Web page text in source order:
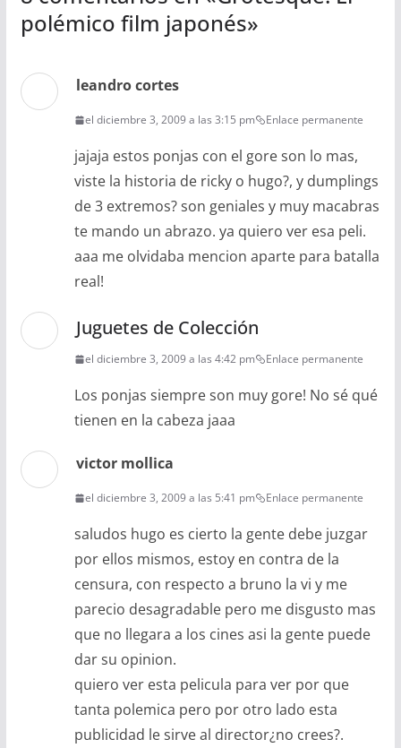
polémico film japonés»
leandro cortes
el diciembre 3, 2009 a las 3:15 pm Enlace permanente
jajaja estos ponjas con el gore son lo mas,
viste la historia de ricky o hugo?, y dumplings
de 3 extremos? son geniales y muy macabras
te mando un abrazo. ya quiero ver esa peli.
aaa me olvidaba mencion aparte para batalla
real!
Juguetes de Colección
el diciembre 3, 2009 a las 4:42 pm Enlace permanente
Los ponjas siempre son muy gore! No sé qué
tienen en la cabeza jaaa
victor mollica
el diciembre 3, 2009 a las 5:41 pm Enlace permanente
saludos hugo es cierto la gente debe juzgar
por ellos mismos, estoy en contra de la
censura, con respecto a bruno la vi y me
parecio desagradable pero me disgusto mas
que no llegara a los cines asi la gente puede
dar su opinion.
quiero ver esta pelicula para ver por que
tanta polemica pero por otro lado esta
publicidad le sirve al director¿no crees?.